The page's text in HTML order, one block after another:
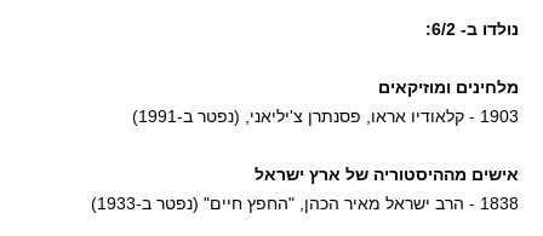
נולדו ב- 6/2:
מלחינים ומוזיקאים
1903 - קלאודיו אראו, פסנתרן צ'יליאני, (נפטר ב-1991)
אישים מההיסטוריה של ארץ ישראל
1838 - הרב ישראל מאיר הכהן, "החפץ חיים" (נפטר ב-1933)